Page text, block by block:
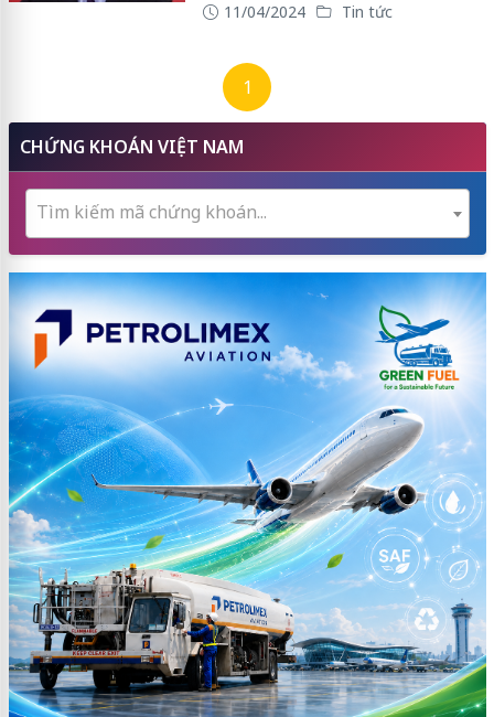
11/04/2024 Tin tức
1
CHỨNG KHOÁN VIỆT NAM
Tìm kiếm mã chứng khoán...